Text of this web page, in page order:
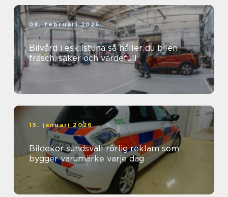
08. februari 2026
Bilvård i eskilstuna så håller du bilen
fräsch, säker och värdefull
15. januari 2026
Bildekor sundsvall rörlig reklam som
bygger varumärke varje dag